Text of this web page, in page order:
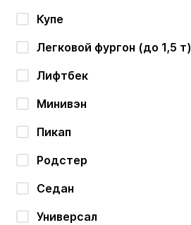
Купе
Легковой фургон (до 1,5 т)
Лифтбек
Минивэн
Пикап
Родстер
Седан
Универсал